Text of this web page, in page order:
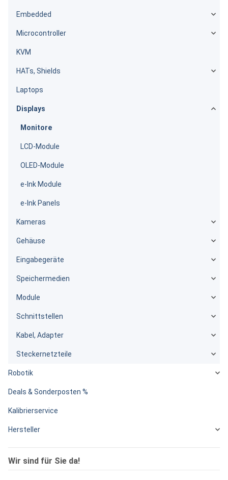
Embedded
Microcontroller
KVM
HATs, Shields
Laptops
Displays
Monitore
LCD-Module
OLED-Module
e-Ink Module
e-Ink Panels
Kameras
Gehäuse
Eingabegeräte
Speichermedien
Module
Schnittstellen
Kabel, Adapter
Steckernetzteile
Robotik
Deals & Sonderposten %
Kalibrierservice
Hersteller
Wir sind für Sie da!